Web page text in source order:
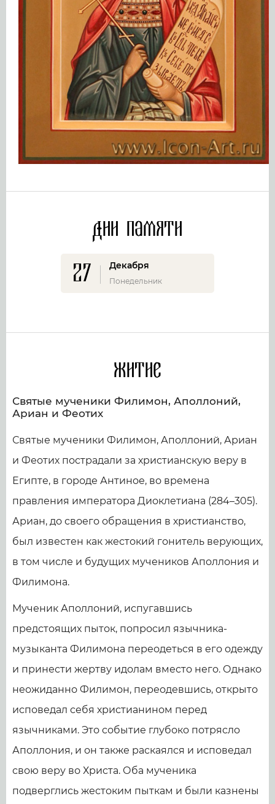
Дни памяти
27 Декабря
Понедельник
Житие
Святые мученики Филимон, Аполлоний,
Ариан и Феотих
Святые мученики Филимон, Аполлоний, Ариан
и Феотих пострадали за христианскую веру в
Египте, в городе Антиное, во времена
правления императора Диоклетиана (284–305).
Ариан, до своего обращения в христианство,
был известен как жестокий гонитель верующих,
в том числе и будущих мучеников Аполлония и
Филимона.
Мученик Аполлоний, испугавшись
предстоящих пыток, попросил язычника-
музыканта Филимона переодеться в его одежду
и принести жертву идолам вместо него. Однако
неожиданно Филимон, переодевшись, открыто
исповедал себя христианином перед
язычниками. Это событие глубоко потрясло
Аполлония, и он также раскаялся и исповедал
свою веру во Христа. Оба мученика
подверглись жестоким пыткам и были казнены